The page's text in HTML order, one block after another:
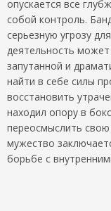
опускается все
собой контроль.
серьезную угрозу
деятельность
запутанной и
найти в себе силы
восстановить
находил опору в
переосмыслить
мужество
борьбе с